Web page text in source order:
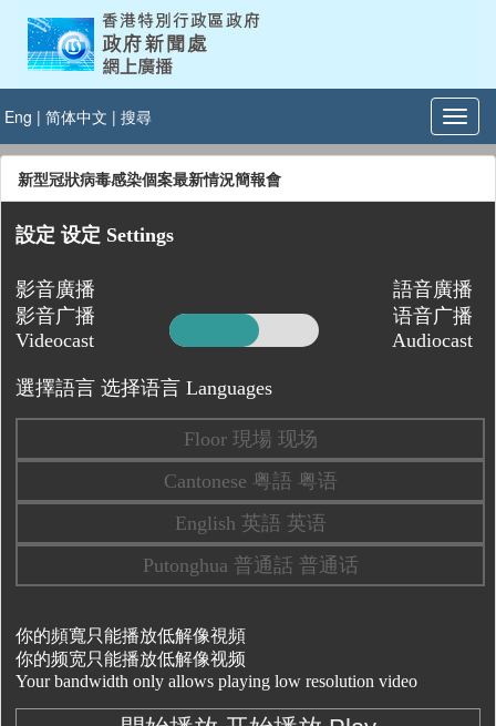
Eng | 简体中文 | 搜尋
新型冠狀病毒感染個案最新情況簡報會